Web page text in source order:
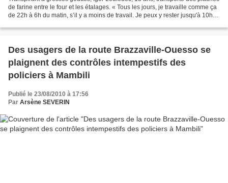
de farine entre le four et les étalages. « Tous les jours, je travaille comme ça
de 22h à 6h du matin, s’il y a moins de travail. Je peux y rester jusqu'à 10h »,
Des usagers de la route Brazzaville-Ouesso se
plaignent des contrôles intempestifs des
policiers à Mambili
Publié le 23/08/2010 à 17:56
Par Arsène SEVERIN